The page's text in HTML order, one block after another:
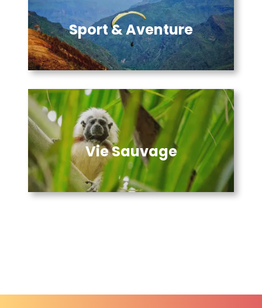
Sport & Aventure
Vie Sauvage